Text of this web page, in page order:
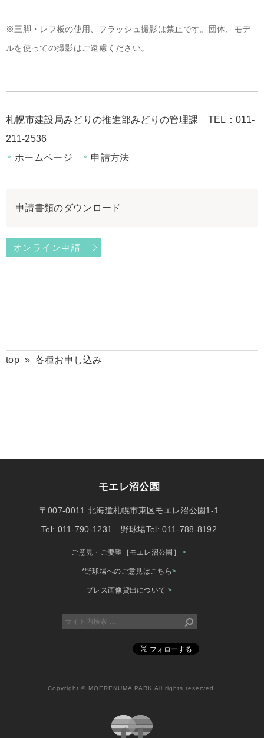
※三脚・レフ板の使用、フラッシュ撮影は禁止です。団体、モデ
ルを使っての撮影はご遠慮ください。
札幌市建設局みどりの推進部みどりの管理課 TEL：011-
211-2536
ホームページ
申請方法
申請書類のダウンロード
オンライン申請
top» 各種お申し込み
モエレ沼公園
〒007-0011 北海道札幌市東区モエレ沼公園1-1
Tel: 011-790-1231 野球場Tel: 011-788-8192
ご意見・ご要望［モエレ沼公園］>
*野球場へのご意見はこちら>
プレス画像貸出について >
Copyright © MOERENUMA PARK All rights reserved.